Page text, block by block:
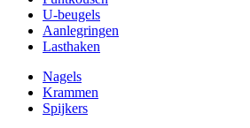
U-beugels
Aanlegringen
Lasthaken
Nagels
Krammen
Spijkers